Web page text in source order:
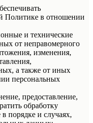
Политике в отношении
и технические
от неправомерного
изменения,
а также от иных
персональных
предоставление,
обработку
порядке и случаях,